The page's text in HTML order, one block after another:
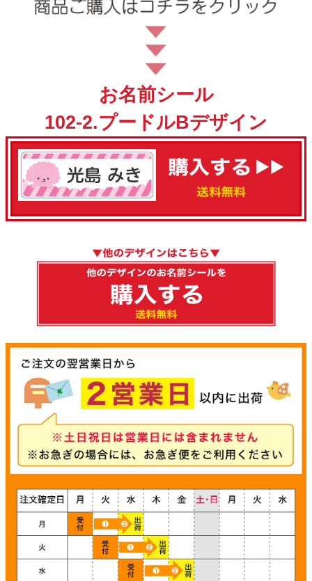
お名前シール
102-2.プードルBデザイン